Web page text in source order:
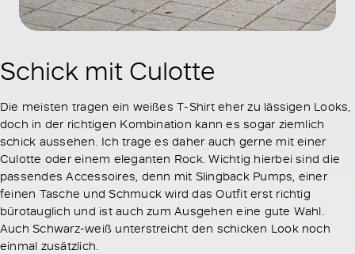
Schick mit Culotte
Die meisten tragen ein weißes T-Shirt eher zu lässigen Looks,
doch in der richtigen Kombination kann es sogar ziemlich
schick aussehen. Ich trage es daher auch gerne mit einer
Culotte oder einem eleganten Rock. Wichtig hierbei sind die
passendes Accessoires, denn mit Slingback Pumps, einer
feinen Tasche und Schmuck wird das Outfit erst richtig
bürotauglich und ist auch zum Ausgehen eine gute Wahl.
Auch Schwarz-weiß unterstreicht den schicken Look noch
einmal zusätzlich.